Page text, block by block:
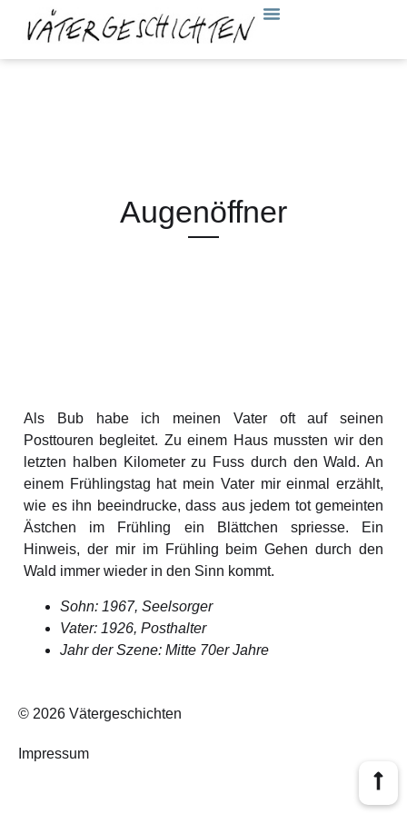
Augenöffner
Als Bub habe ich meinen Vater oft auf seinen
Posttouren begleitet. Zu einem Haus mussten wir den
letzten halben Kilometer zu Fuss durch den Wald. An
einem Frühlingstag hat mein Vater mir einmal erzählt,
wie es ihn beeindrucke, dass aus jedem tot gemeinten
Ästchen im Frühling ein Blättchen spriesse. Ein
Hinweis, der mir im Frühling beim Gehen durch den
Wald immer wieder in den Sinn kommt.
Sohn: 1967, Seelsorger
Vater: 1926, Posthalter
Jahr der Szene: Mitte 70er Jahre
© 2026 Vätergeschichten
Impressum